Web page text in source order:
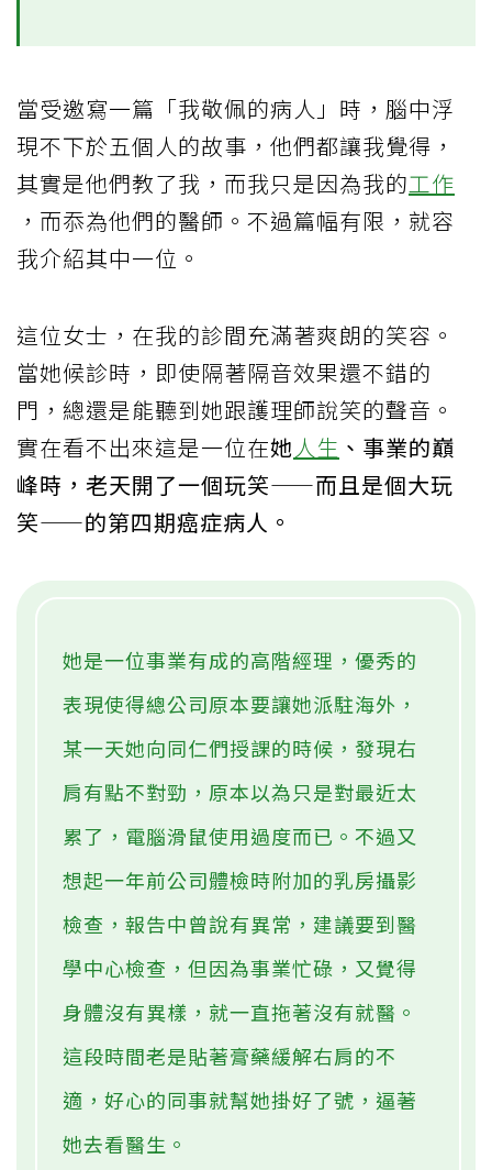
當受邀寫一篇「我敬佩的病人」時，腦中浮
現不下於五個人的故事，他們都讓我覺得，
其實是他們教了我，而我只是因為我的工作
，而忝為他們的醫師。不過篇幅有限，就容
我介紹其中一位。
這位女士，在我的診間充滿著爽朗的笑容。
當她候診時，即使隔著隔音效果還不錯的
門，總還是能聽到她跟護理師說笑的聲音。
實在看不出來這是一位在她人生 、事業的巔
峰時，老天開了一個玩笑——而且是個大玩
笑——的第四期癌症病人。
她是一位事業有成的高階經理，優秀的
表現使得總公司原本要讓她派駐海外，
某一天她向同仁們授課的時候，發現右
肩有點不對勁，原本以為只是對最近太
累了，電腦滑鼠使用過度而已。不過又
想起一年前公司體檢時附加的乳房攝影
檢查，報告中曾說有異常，建議要到醫
學中心檢查，但因為事業忙碌，又覺得
身體沒有異樣，就一直拖著沒有就醫。
這段時間老是貼著膏藥緩解右肩的不
適，好心的同事就幫她掛好了號，逼著
她去看醫生。